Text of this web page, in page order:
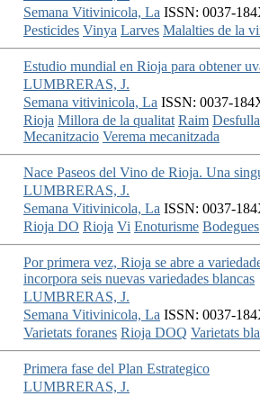
Semana Vitivinicola, La ISSN: 0037-
Pesticides Vinya Larves Malalties de la
Estudio mundial en Rioja para obtener
LUMBRERAS, J.
Semana vitivinicola, La ISSN: 0037-
Rioja Millora de la qualitat Raim
Mecanitzacio Verema mecanitzada
Nace Paseos del Vino de Rioja. Una
LUMBRERAS, J.
Semana Vitivinicola, La ISSN: 0037-
Rioja DO Rioja Vi Enoturisme Bodegues
Por primera vez, Rioja se abre a
incorpora seis nuevas variedades blancas
LUMBRERAS, J.
Semana Vitivinicola, La ISSN: 0037-
Varietats foranes Rioja DOQ Varietats
Primera fase del Plan Estrategico
LUMBRERAS, J.